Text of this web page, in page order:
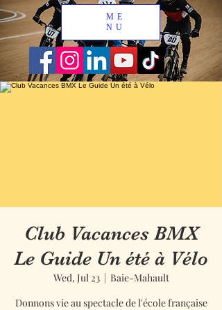
ME
NU
Club Vacances BMX
Le Guide Un été à Vélo
Wed, Jul 23
  |
Baie-Mahault
Donnons vie au spectacle de l'école française